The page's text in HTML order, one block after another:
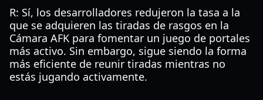
R: Sí, los desarrolladores redujeron la tasa a la
que se adquieren las tiradas de rasgos en la
Cámara AFK para fomentar un juego de portales
más activo. Sin embargo, sigue siendo la forma
más eficiente de reunir tiradas mientras no
estás jugando activamente.